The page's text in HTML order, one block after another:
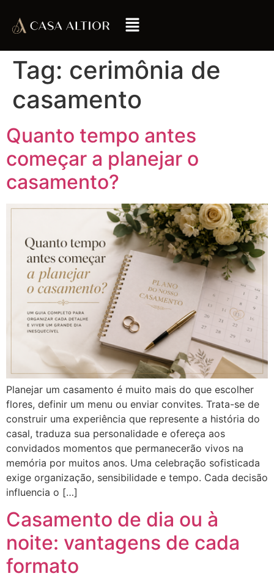
Tag: cerimônia de
casamento
Quanto tempo antes
começar a planejar o
casamento?
Planejar um casamento é muito mais do que escolher
flores, definir um menu ou enviar convites. Trata-se de
construir uma experiência que represente a história do
casal, traduza sua personalidade e ofereça aos
convidados momentos que permanecerão vivos na
memória por muitos anos. Uma celebração sofisticada
exige organização, sensibilidade e tempo. Cada decisão
influencia o […]
Casamento de dia ou à
noite: vantagens de cada
formato